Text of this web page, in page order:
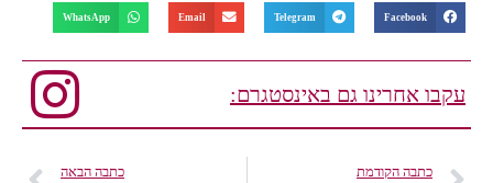
Facebook
Telegram
Email
WhatsApp
עקבו אחרינו גם באינסטגרם:
כתבה הקודמת כתבה הבאה